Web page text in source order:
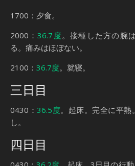
1700：夕食。
2000：36.7度。接種した方の腕
る。痛みはほぼない。
2100： 36.7度。就寝。
三日目
0430：36.5度。起床。完全に平
し。
四日目